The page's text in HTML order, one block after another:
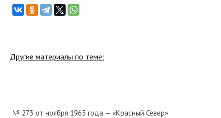
Другие материалы по теме:
№ 273 от ноября 1965 года — «Красный Север»